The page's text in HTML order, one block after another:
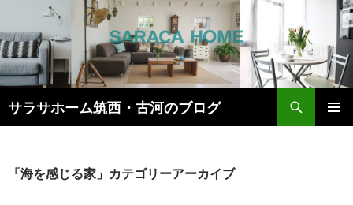
サラサホーム筑西・古河のブログ
索
ン「海を感じる家」カテゴリーアーカイブ